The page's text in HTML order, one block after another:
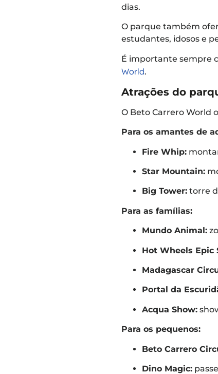
dias.
O parque também
estudantes, idosos e
É importante sempre
World.
Atrações do
O Beto Carrero World
Para os amantes de
Fire Whip:
Star Mountain:
Big Tower:torre
Para as famílias:
Mundo Animal:
Hot Wheels Epic
Madagascar
Portal da
Acqua Show:
Para os pequenos:
Beto Carrero
Dino Magic: